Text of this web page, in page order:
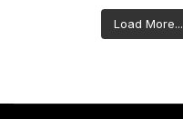
Load More...